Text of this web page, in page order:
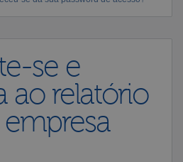
se e
ao relatório